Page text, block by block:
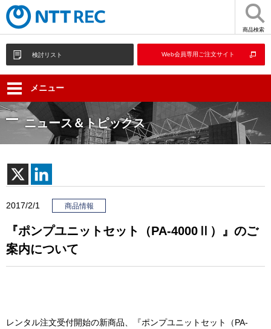
商品検索
検討リスト Web会員専用ご注文サイト
メニュー
ニュース＆トピックス
2017/2/1 商品情報
『ポンプユニットセット（PA-4000Ⅱ）』のご
案内について
レンタル注文受付開始の新商品、『ポンプユニットセット（PA-